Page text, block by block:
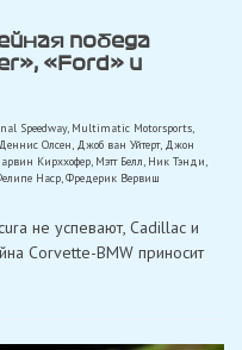
победа
«Ford» и
Speedway, Multimatic Motorsports
Деннис Олсен, Джоб ван Уйтерт, Джон
Кирххофер, Мэтт Белл, Ник Тэнди
Наср,Фредерик Вервиш
не успевают, Cadillac и
Corvette-BMW приносит